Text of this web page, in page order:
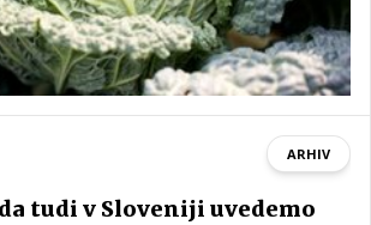
ARHIV
tudi v Sloveniji uvedemo